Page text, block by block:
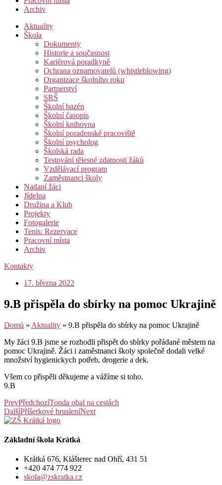
Archiv
Aktuality
Škola
Dokumenty
Historie a současnost
Kariérová poradkyně
Ochrana oznamovatelů (whistleblowing)
Organizace školního roku
Partnerství
SRŠ
Školní bazén
Školní časopis
Školní knihovna
Školní poradenské pracoviště
Školní psycholog
Školská rada
Testování tělesné zdatnosti žáků
Vzdělávací program
Zaměstnanci školy
Nadaní žáci
Jídelna
Družina a Klub
Projekty
Fotogalerie
Tenis: Rezervace
Pracovní místa
Archiv
Kontakty
17. března 2022
9.B přispěla do sbírky na pomoc Ukrajině
Domů » Aktuality » 9.B přispěla do sbírky na pomoc Ukrajině
My žáci 9.B jsme se rozhodli přispět do sbírky pořádané městem na
pomoc Ukrajině. Žáci i zaměstnanci školy společně dodali velké
množství hygienickych potřeb, drogerie a dek.
Všem co přispěli děkujeme a vážíme si toho.
9.B
PrevPředchozíTonda obal na cestách
DalšíPříšerkové brusleníNext
Základní škola Krátká
Krátká 676, Klášterec nad Ohří, 431 51
+420 474 774 922
skola@zskratka.cz